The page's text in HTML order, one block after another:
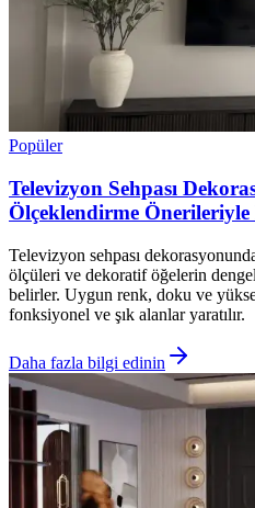
Popüler
Televizyon Sehpası
Ölçeklendirme
Televizyon sehpası
ölçüleri ve dekoratif öğelerin
belirler. Uygun renk, doku ve
fonksiyonel ve şık alanlar yaratılır.
Daha fazla bilgi edinin